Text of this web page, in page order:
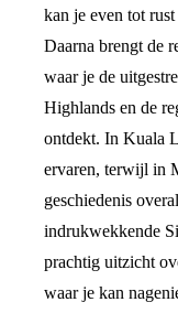
kan je even tot
Daarna brengt de
waar je de
Highlands en de
ontdekt. In Kuala
ervaren, terwijl in
geschiedenis
indrukwekkende
prachtig uitzicht
waar je kan